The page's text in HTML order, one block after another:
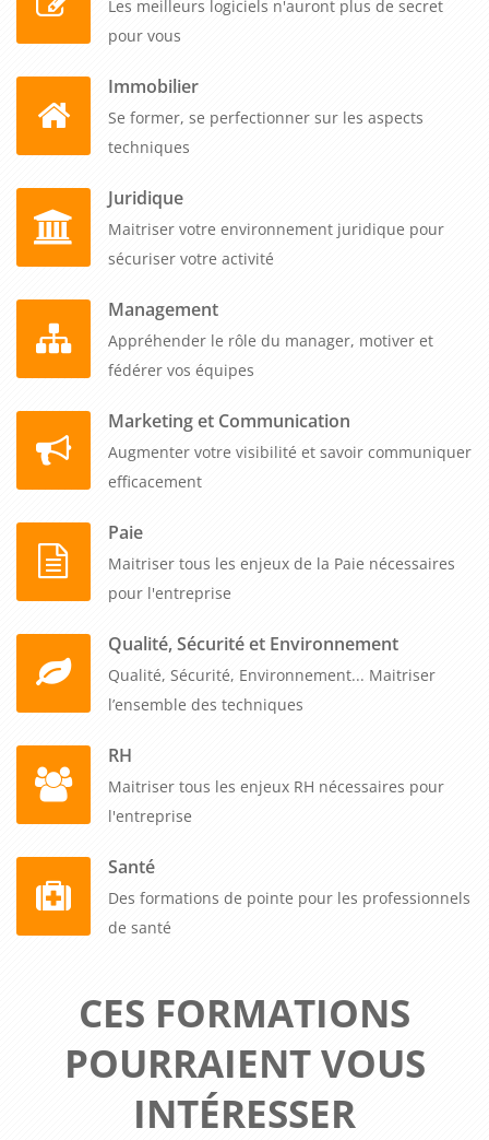
Les meilleurs logiciels n'auront plus de secret
pour vous
Immobilier
Se former, se perfectionner sur les aspects
techniques
Juridique
Maitriser votre environnement juridique pour
sécuriser votre activité
Management
Appréhender le rôle du manager, motiver et
fédérer vos équipes
Marketing et Communication
Augmenter votre visibilité et savoir communiquer
efficacement
Paie
Maitriser tous les enjeux de la Paie nécessaires
pour l'entreprise
Qualité, Sécurité et Environnement
Qualité, Sécurité, Environnement... Maitriser
l’ensemble des techniques
RH
Maitriser tous les enjeux RH nécessaires pour
l'entreprise
Santé
Des formations de pointe pour les professionnels
de santé
CES FORMATIONS
POURRAIENT VOUS
INTÉRESSER